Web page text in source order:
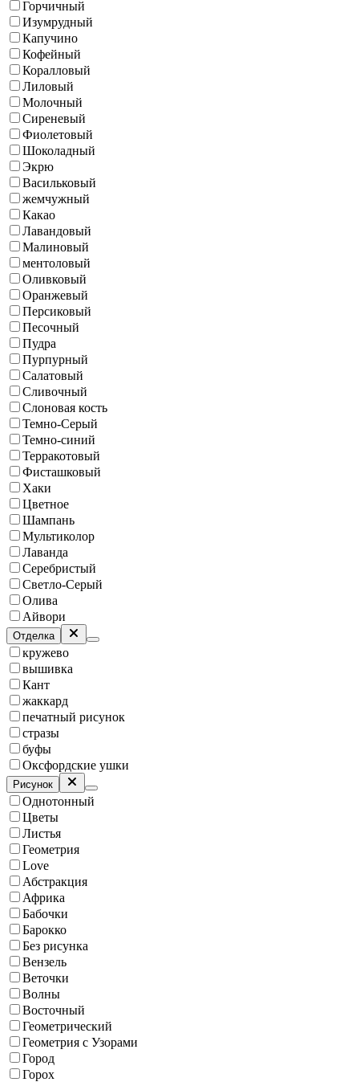
Горчичный
Изумрудный
Капучино
Кофейный
Коралловый
Лиловый
Молочный
Сиреневый
Фиолетовый
Шоколадный
Экрю
Васильковый
жемчужный
Какао
Лавандовый
Малиновый
ментоловый
Оливковый
Оранжевый
Персиковый
Песочный
Пудра
Пурпурный
Салатовый
Сливочный
Слоновая кость
Темно-Серый
Темно-синий
Терракотовый
Фисташковый
Хаки
Цветное
Шампань
Мультиколор
Лаванда
Серебристый
Светло-Серый
Олива
Айвори
Отделка
кружево
вышивка
Кант
жаккард
печатный рисунок
стразы
буфы
Оксфордские ушки
Рисунок
Однотонный
Цветы
Листья
Геометрия
Love
Абстракция
Африка
Бабочки
Барокко
Без рисунка
Вензель
Веточки
Волны
Восточный
Геометрический
Геометрия с Узорами
Город
Горох